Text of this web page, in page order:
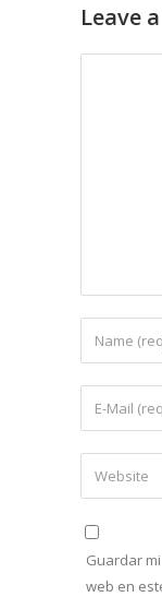
Leave
Guardar
web en